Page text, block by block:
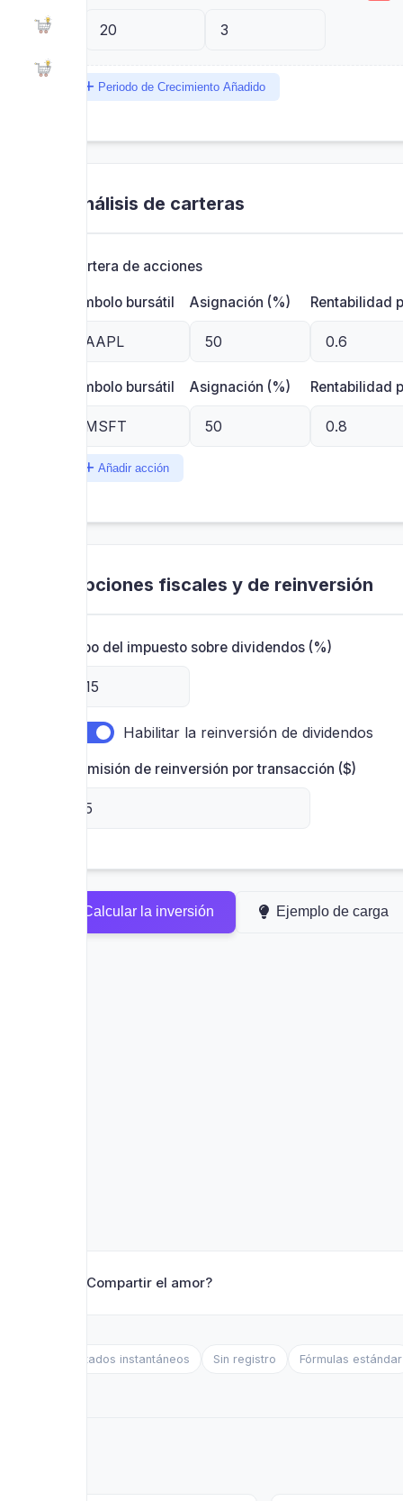
Periodo de Crecimiento Añadido
Análisis de carteras
Cartera de acciones
Símbolo bursátil Asignación (%) Rentabilidad
Símbolo bursátil Asignación (%) Rentabilidad
Añadir acción
Opciones fiscales y de reinversión
Tipo del impuesto sobre dividendos (%)
Habilitar la reinversión de dividendos
Comisión de reinversión por transacción ($)
Calcular la inversión Ejemplo de carga
❤️ ¿Compartir el amor?
Resultados instantáneos Sin registro Fórmulas estándar